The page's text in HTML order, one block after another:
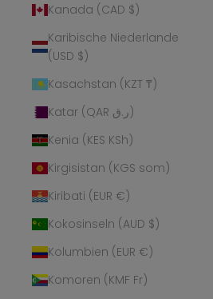
Kanada (CAD $)
Karibische Niederlande
(USD $)
Kasachstan (KZT ₸)
Katar (QAR ر.ق)
Kenia (KES KSh)
Kirgisistan (KGS som)
Kiribati (EUR €)
Kokosinseln (AUD $)
Kolumbien (EUR €)
Komoren (KMF Fr)